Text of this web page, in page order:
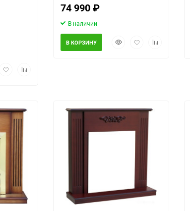
ДобавитьДобавить
74 990₽
В наличии
БыстрыйДобавитьДобавить
В КОРЗИНУ